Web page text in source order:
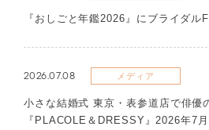
『おしごと年鑑2026』にブライダル
2026.07.08 メディア
小さな結婚式 東京・表参道店で俳優
『PLACOLE＆DRESSY』2026年7